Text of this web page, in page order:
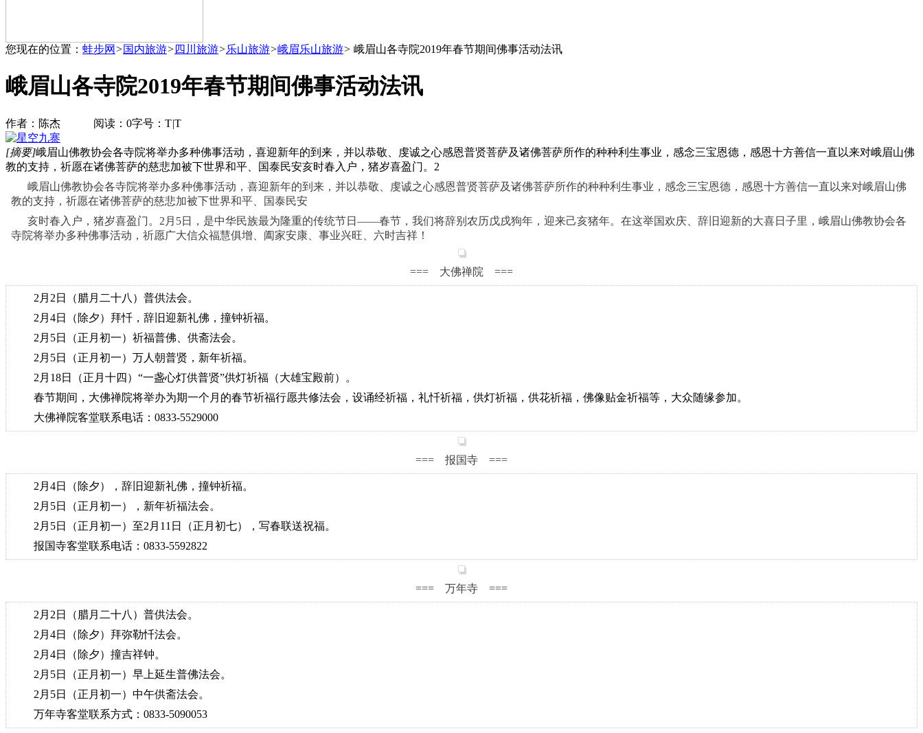
您现在的位置： 蛙步网 >国内旅游> 四川旅游>乐山旅游>峨眉乐山旅游> 峨眉山各寺院2019年春节期间佛事活动法讯
峨眉山各寺院2019年春节期间佛事活动法讯
作者：陈杰 阅读：0字号： T|T
[摘要]峨眉山佛教协会各寺院将举办多种佛事活动，喜迎新年的到来，并以恭敬、虔诚之心感恩普贤菩萨及诸佛菩萨所作的种种利生事业，感念三宝恩德，感恩十方善信一直以来对峨眉山佛
教的支持，祈愿在诸佛菩萨的慈悲加被下世界和平、国泰民安亥时春入户，猪岁喜盈门。2
峨眉山佛教协会各寺院将举办多种佛事活动，喜迎新年的到来，并以恭敬、虔诚之心感恩普贤菩萨及诸佛菩萨所作的种种利生事业，感念三宝恩德，感恩十方善信一直以来对峨眉山佛
教的支持，祈愿在诸佛菩萨的慈悲加被下世界和平、国泰民安
亥时春入户，猪岁喜盈门。2月5日，是中华民族最为隆重的传统节日——春节，我们将辞别农历戊戌狗年，迎来己亥猪年。在这举国欢庆、辞旧迎新的大喜日子里，峨眉山佛教协会各
寺院将举办多种佛事活动，祈愿广大信众福慧俱增、阖家安康、事业兴旺、六时吉祥！
=== 大佛禅院 ===
2月2日（腊月二十八）普供法会。
2月4日（除夕）拜忏，辞旧迎新礼佛，撞钟祈福。
2月5日（正月初一）祈福普佛、供斋法会。
2月5日（正月初一）万人朝普贤，新年祈福。
2月18日（正月十四）“一盏心灯供普贤”供灯祈福（大雄宝殿前）。
春节期间，大佛禅院将举办为期一个月的春节祈福行愿共修法会，设诵经祈福，礼忏祈福，供灯祈福，供花祈福，佛像贴金祈福等，大众随缘参加。
大佛禅院客堂联系电话：0833-5529000
=== 报国寺 ===
2月4日（除夕），辞旧迎新礼佛，撞钟祈福。
2月5日（正月初一），新年祈福法会。
2月5日（正月初一）至2月11日（正月初七），写春联送祝福。
报国寺客堂联系电话：0833-5592822
=== 万年寺 ===
2月2日（腊月二十八）普供法会。
2月4日（除夕）拜弥勒忏法会。
2月4日（除夕）撞吉祥钟。
2月5日（正月初一）早上延生普佛法会。
2月5日（正月初一）中午供斋法会。
万年寺客堂联系方式：0833-5090053